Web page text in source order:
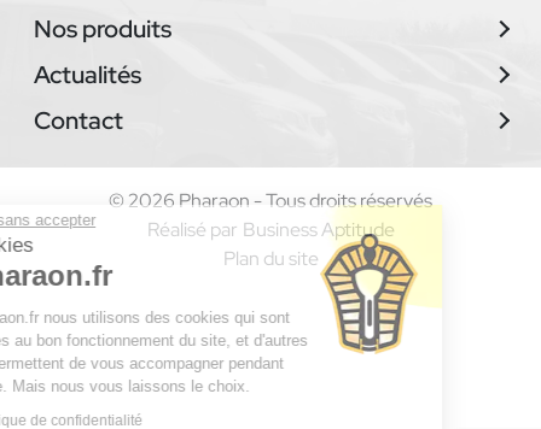
Nos produits
Actualités
Contact
© 2026 Pharaon - Tous droits réservés
Réalisé par Business Aptitude
Plan du site
Continuer sans accepter
Les cookies
de Pharaon.fr
Chez Pharaon.fr nous utilisons des cookies qui sont
nécessaires au bon fonctionnement du site, et d'autres
qui nous permettent de vous accompagner pendant
votre visite. Mais nous vous laissons le choix.
Lire la politique de confidentialité